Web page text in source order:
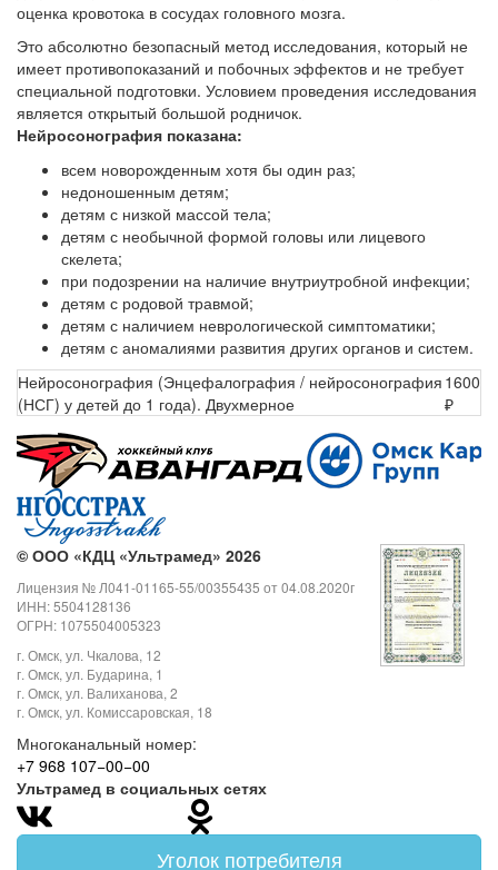
оценка кровотока в сосудах головного мозга.
Это абсолютно безопасный метод исследования, который не
имеет противопоказаний и побочных эффектов и не требует
специальной подготовки. Условием проведения исследования
является открытый большой родничок.
Нейросонография показана:
всем новорожденным хотя бы один раз;
недоношенным детям;
детям с низкой массой тела;
детям с необычной формой головы или лицевого
скелета;
при подозрении на наличие внутриутробной инфекции;
детям с родовой травмой;
детям с наличием неврологической симптоматики;
детям с аномалиями развития других органов и систем.
Нейросонография (Энцефалография / нейросонография
(НСГ) у детей до 1 года). Двухмерное
1600
₽
© ООО «КДЦ «Ультрамед» 2026
Лицензия № Л041-01165-55/00355435 от 04.08.2020г
ИНН: 5504128136
ОГРН: 1075504005323
г. Омск, ул. Чкалова, 12
г. Омск, ул. Бударина, 1
г. Омск, ул. Валиханова, 2
г. Омск, ул. Комиссаровская, 18
Многоканальный номер:
+7 968 107−00−00
Ультрамед в социальных сетях
Уголок потребителя